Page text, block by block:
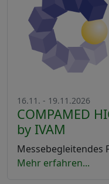
16.11. - 19.11.2026
COMPAMED
by IVAM
Messebegleitendes
Mehr erfahren...